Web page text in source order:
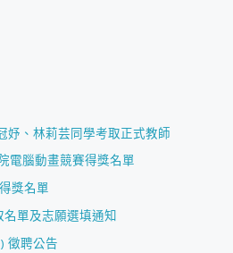
妤、林莉芸同學考取正式教師
電腦動畫競賽得獎名單
獎名單
單及志願選填通知
徵聘公告